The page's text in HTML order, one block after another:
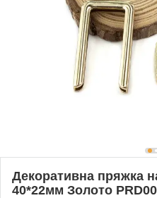
Декоративна пряжка
40*22мм Золото